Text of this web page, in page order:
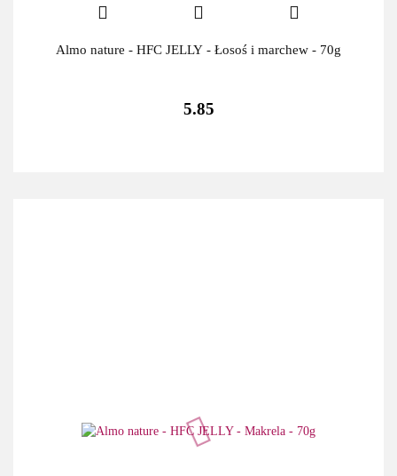
Almo nature - HFC JELLY - Łosoś i marchew - 70g
5.85